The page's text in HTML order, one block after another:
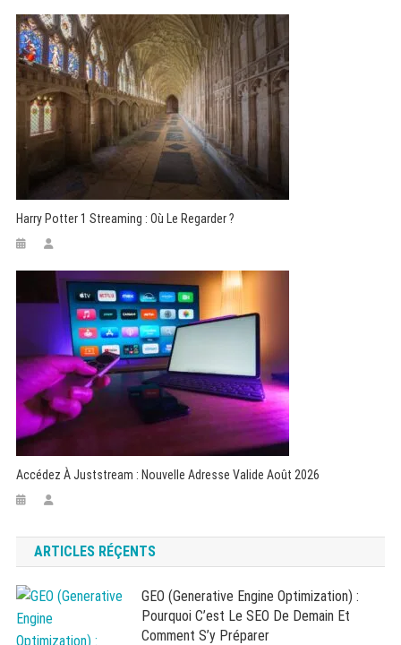
Harry Potter 1 Streaming : Où Le Regarder ?
Accédez À Juststream : Nouvelle Adresse Valide Août 2026
ARTICLES RÉÇENTS
GEO (Generative Engine Optimization) :
Pourquoi C’est Le SEO De Demain Et
Comment S’y Préparer